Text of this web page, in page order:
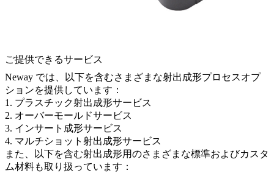
ご提供できるサービス
Neway では、以下を含むさまざまな射出成形プロセスオプ
ションを提供しています：
1. プラスチック射出成形サービス
2. オーバーモールドサービス
3. インサート成形サービス
4. マルチショット射出成形サービス
また、以下を含む射出成形用のさまざまな標準およびカスタ
ム材料も取り扱っています：